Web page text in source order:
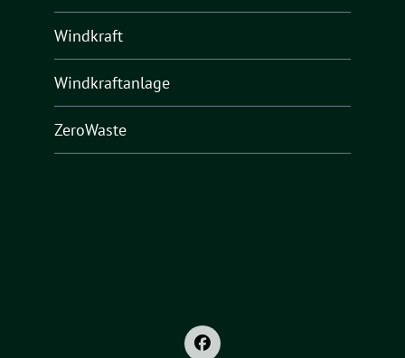
Windkraft
Windkraftanlage
ZeroWaste